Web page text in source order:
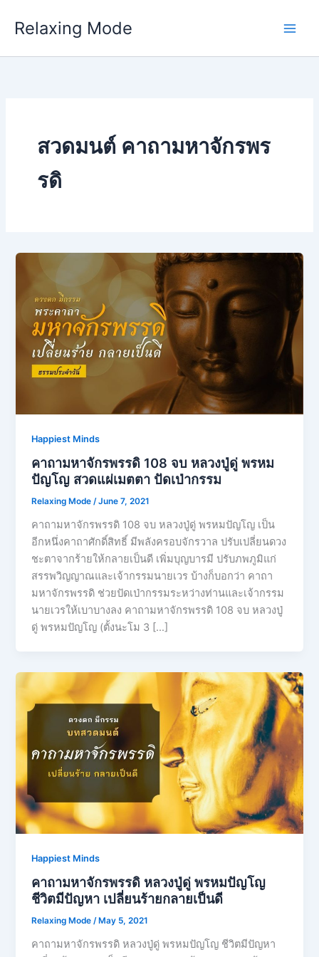
Relaxing Mode
สวดมนต์ คาถามหาจักรพร
รดิ
Happiest Minds
คาถามหาจักรพรรดิ​ 108 จบ​ หลวงปู่ดู่​ พรหม​
ปัญโญ​ สวดแผ่เมตตา ปัดเป่ากรรม
Relaxing Mode/June 7, 2021
คาถามหาจักรพรรดิ​ 108 จบ​ หลวงปู่ดู่​ พรหม​ปัญโญ เป็น
อีกหนึ่งคาถาศักดิ์สิทธิ์ มีพลังครอบจักรวาล ปรับเปลี่ยนดวง
ชะตาจากร้ายให้กลายเป็นดี เพิ่มบุญบารมี ปรับภพภูมิแก่
สรรพวิญญาณและเจ้ากรรมนายเวร บ้างก็บอกว่า คาถา
มหาจักรพรรดิ​ ช่วยปัดเป่ากรรมระหว่างท่านและเจ้ากรรม
นายเวรให้เบาบางลง คาถามหาจักรพรรดิ​ 108 จบ​ หลวงปู่
ดู่​ พรหม​ปัญโญ​ (ตั้งนะโม 3 […]
Happiest Minds
คาถามหาจักรพรรดิ​ หลวงปู่ดู่​ พรหม​ปัญโญ​
ชีวิตมีปัญหา เปลี่ยนร้ายกลายเป็นดี
Relaxing Mode/ May 5, 2021
คาถามหาจักรพรรดิ​ หลวงปู่ดู่​ พรหม​ปัญโญ​ ชีวิตมีปัญหา